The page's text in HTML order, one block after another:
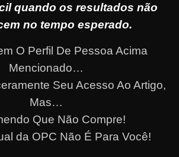
quando os resultados não
no tempo esperado.
O Perfil De Pessoa Acima
Mencionado…
Seu Acesso Ao Artigo,
Mas…
Que Não Compre!
da OPC Não É Para Você!